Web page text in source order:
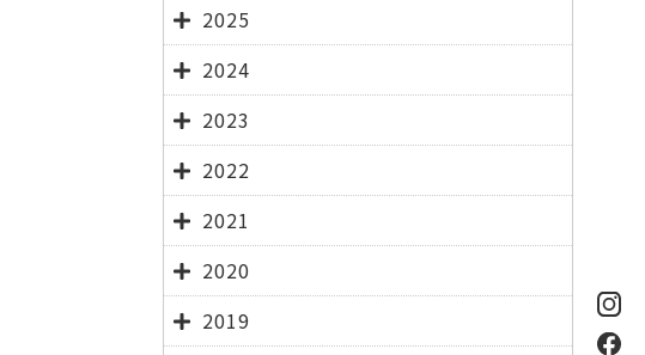
2025
2024
2023
2022
2021
2020
2019